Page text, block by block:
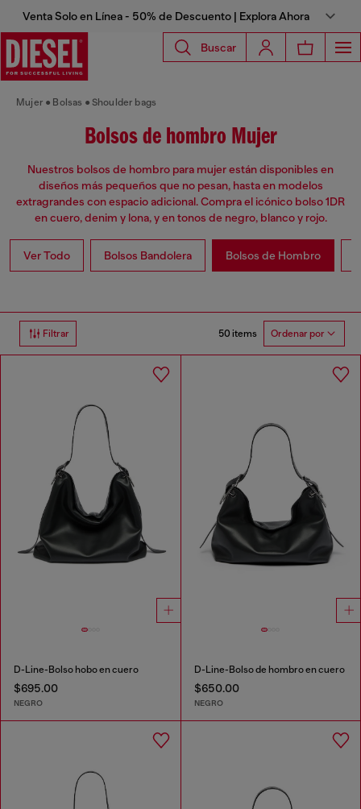
Venta Solo en Línea - 50% de Descuento | Explora Ahora
Buscar
Mujer Bolsas Shoulder bags
Bolsos de hombro Mujer
Nuestros bolsos de hombro para mujer están disponibles en
diseños más pequeños que no pesan, hasta en modelos
extragrandes con espacio adicional. Compra el icónico bolso 1DR
en cuero, denim y lona, y en tonos de negro, blanco y rojo.
Ver Todo Bolsos Bandolera Bolsos de Hombro
Filtrar 50 items Ordenar por
D-Line-Bolso hobo en cuero
$695.00
NEGRO
D-Line-Bolso de hombro en cuero
$650.00
NEGRO